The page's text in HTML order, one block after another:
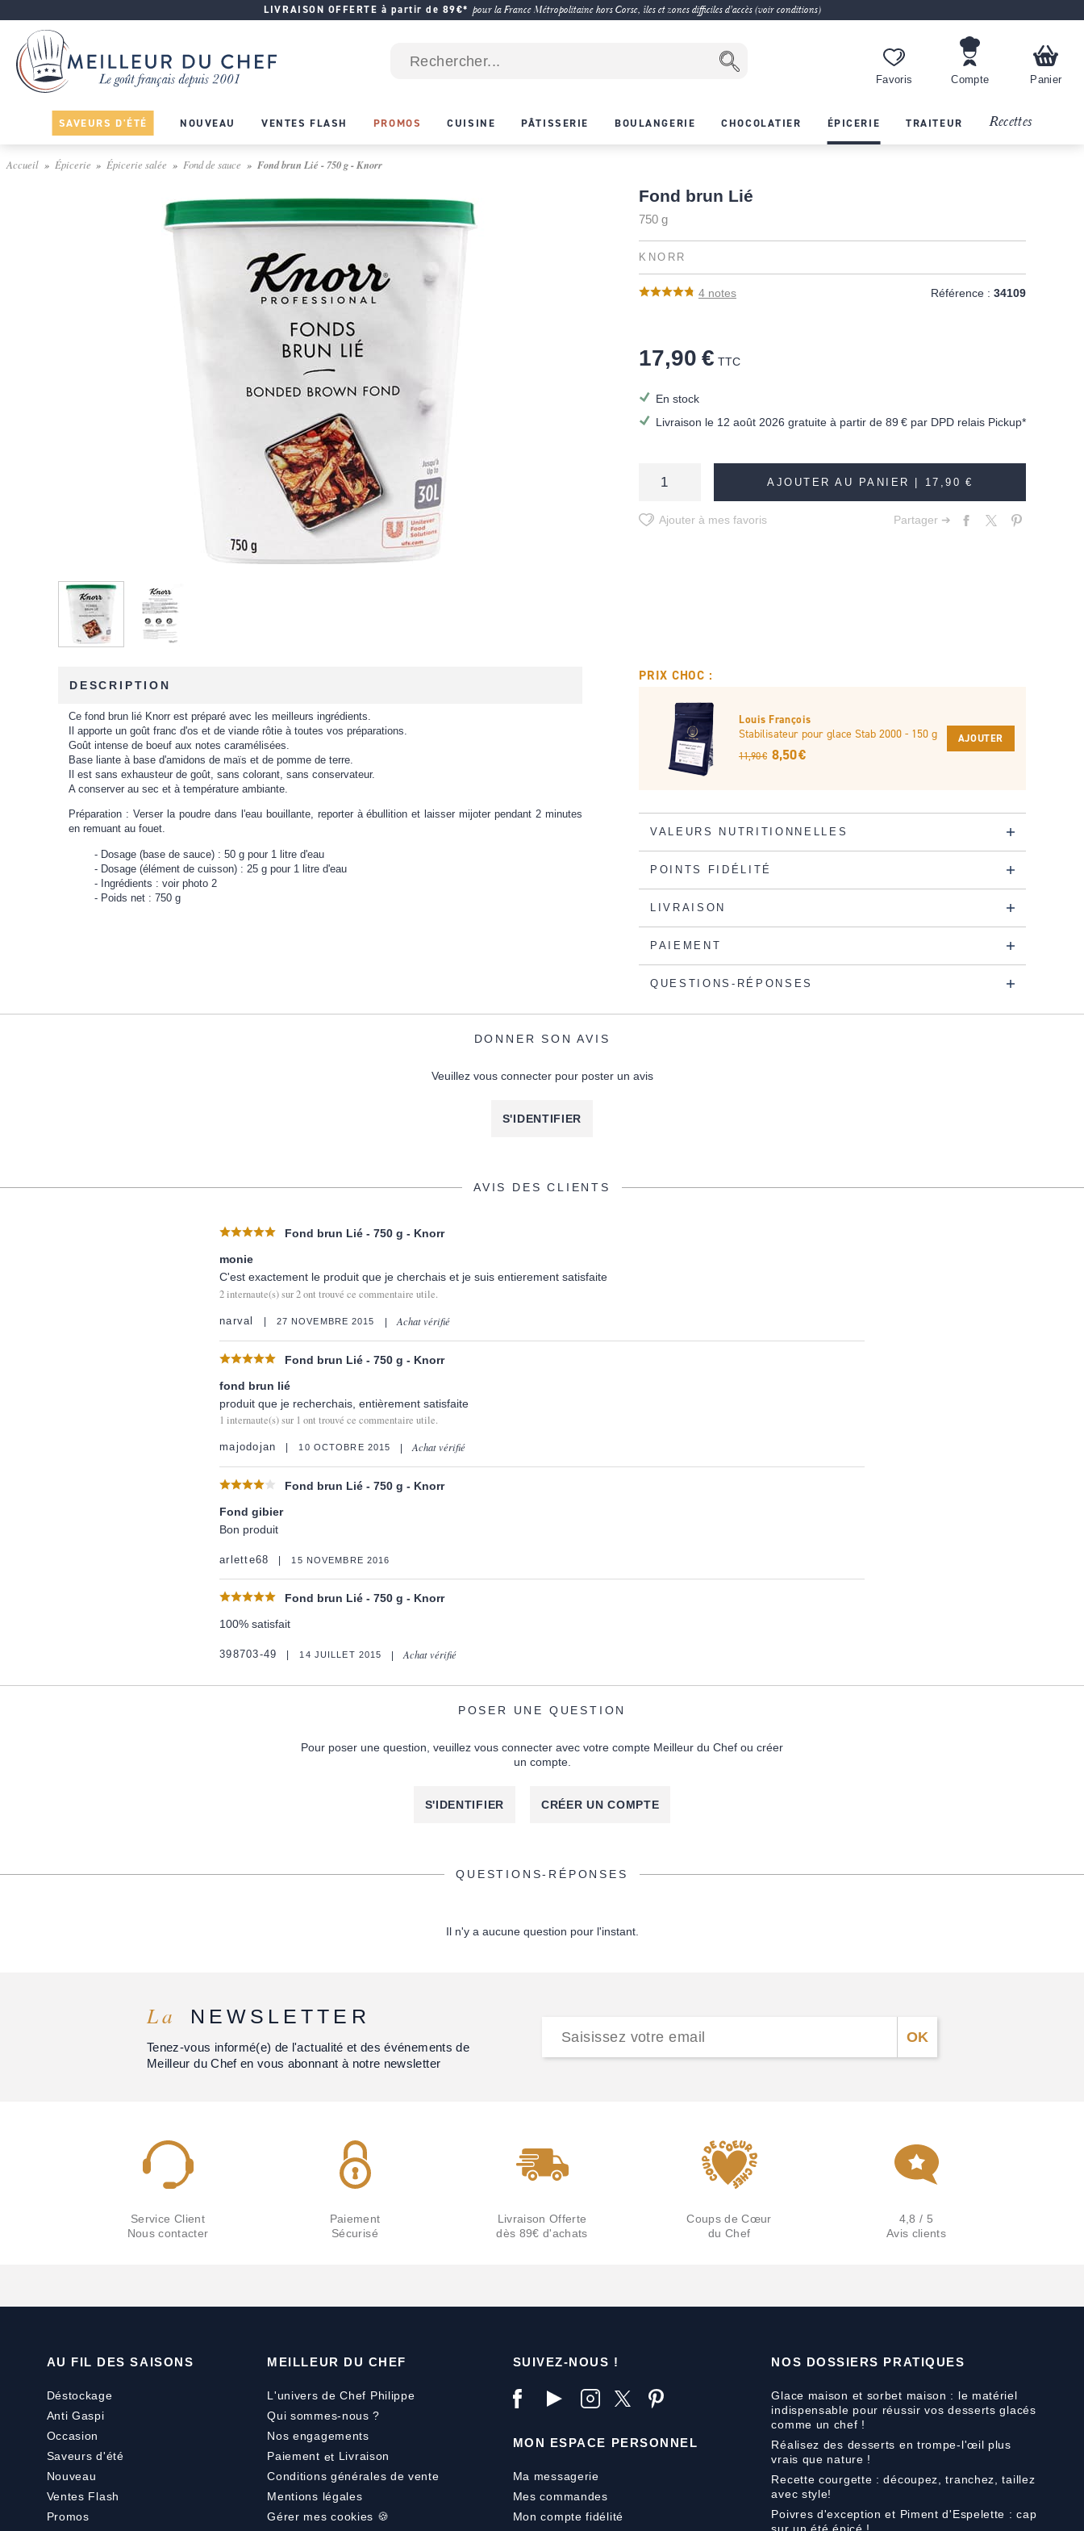
LIVRAISON OFFERTE à partir de 89€* pour la France Métropolitaine hors Corse, îles et zones difficiles d'accès (voir conditions)
Favoris Compte Panier
SAVEURS D'ÉTÉ NOUVEAU VENTES FLASH PROMOS CUISINE PÂTISSERIE BOULANGERIE CHOCOLATIER ÉPICERIE TRAITEUR Recettes
Accueil Épicerie Épicerie salée Fond de sauce Fond brun Lié - 750 g - Knorr
Fond brun Lié
750 g
KNORR
4 notes Référence : 34109
17,90 € TTC
En stock
Livraison le 12 août 2026 gratuite à partir de 89 € par DPD relais Pickup*
AJOUTER AU PANIER | 17,90 €
Ajouter à mes favoris Partager ➔
DESCRIPTION
Ce fond brun lié Knorr est préparé avec les meilleurs ingrédients.
Il apporte un goût franc d'os et de viande rôtie à toutes vos préparations.
Goût intense de boeuf aux notes caramélisées.
Base liante à base d'amidons de maïs et de pomme de terre.
Il est sans exhausteur de goût, sans colorant, sans conservateur.
A conserver au sec et à température ambiante.
Préparation : Verser la poudre dans l'eau bouillante, reporter à ébullition et laisser mijoter pendant 2 minutes
en remuant au fouet.
Dosage (base de sauce) : 50 g pour 1 litre d'eau
Dosage (élément de cuisson) : 25 g pour 1 litre d'eau
Ingrédients : voir photo 2
Poids net : 750 g
PRIX CHOC :
Louis François
Stabilisateur pour glace Stab 2000 - 150 g
11,90 € 8,50 €
AJOUTER
VALEURS NUTRITIONNELLES
POINTS FIDÉLITÉ
LIVRAISON
PAIEMENT
QUESTIONS-RÉPONSES
DONNER SON AVIS
Veuillez vous connecter pour poster un avis
S'IDENTIFIER
AVIS DES CLIENTS
Fond brun Lié - 750 g - Knorr
monie
C'est exactement le produit que je cherchais et je suis entierement satisfaite
2internaute(s) sur2ont trouvé ce commentaire utile.
narval 27 NOVEMBRE 2015 Achat vérifié
Fond brun Lié - 750 g - Knorr
fond brun lié
produit que je recherchais, entièrement satisfaite
1 internaute(s) sur 1 ont trouvé ce commentaire utile.
majodojan 10 OCTOBRE 2015 Achat vérifié
Fond brun Lié - 750 g - Knorr
Fond gibier
Bon produit
arlette68 15 NOVEMBRE 2016
Fond brun Lié - 750 g - Knorr
100% satisfait
398703-49 14 JUILLET 2015 Achat vérifié
POSER UNE QUESTION
Pour poser une question, veuillez vous connecter avec votre compte Meilleur du Chef ou créer
un compte.
S'IDENTIFIER CRÉER UN COMPTE
QUESTIONS-RÉPONSES
Il n'y a aucune question pour l'instant.
La NEWSLETTER
Tenez-vous informé(e) de l'actualité et des événements de
Meilleur du Chef en vous abonnant à notre newsletter
Service Client
Nous contacter
Paiement
Sécurisé
Livraison Offerte
dès 89€ d'achats
Coups de Cœur
du Chef
4,8 / 5
Avis clients
AU FIL DES SAISONS
Déstockage
Anti Gaspi
Occasion
Saveurs d'été
Nouveau
Ventes Flash
Promos
MEILLEUR DU CHEF
L'univers de Chef Philippe
Qui sommes-nous ?
Nos engagements
Paiement et Livraison
Conditions générales de vente
Mentions légales
Gérer mes cookies 🍪
SUIVEZ-NOUS !
MON ESPACE PERSONNEL
Ma messagerie
Mes commandes
Mon compte fidélité
NOS DOSSIERS PRATIQUES
Glace maison et sorbet maison : le matériel
indispensable pour réussir vos desserts glacés
comme un chef !
Réalisez des desserts en trompe-l'œil plus
vrais que nature !
Recette courgette : découpez, tranchez, taillez
avec style!
Poivres d'exception et Piment d'Espelette : cap